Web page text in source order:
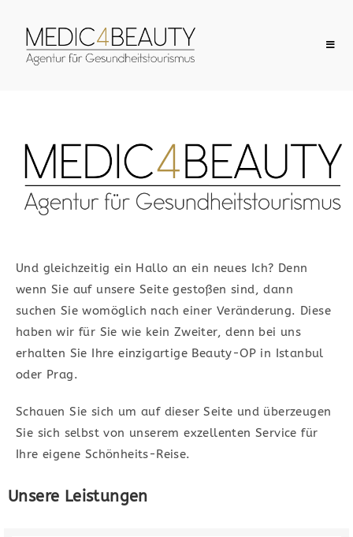
Herzlich
Willkommen
Günstige Preise locken mittlerweile
schon viele Touristen ins Ausland, um
dort eine Operation durchführen zu
lassen.
Und gleichzeitig ein Hallo an ein neues Ich? Denn
wenn Sie auf unsere Seite gestoßen sind, dann
suchen Sie womöglich nach einer Veränderung. Diese
haben wir für Sie wie kein Zweiter, denn bei uns
erhalten Sie Ihre einzigartige Beauty-OP in Istanbul
oder Prag.
Schauen Sie sich um auf dieser Seite und überzeugen
Sie sich selbst von unserem exzellenten Service für
Ihre eigene Schönheits-Reise.
Unsere Leistungen